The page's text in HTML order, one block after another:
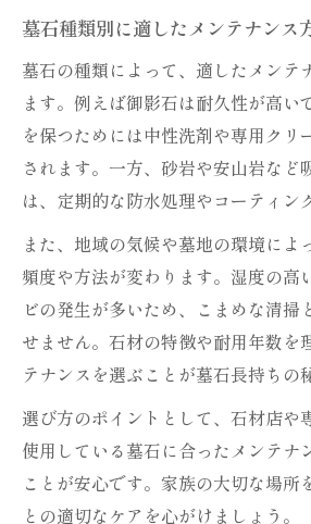
墓石種類別に適したメンテナンス
墓石の種類によって、適したメンテ
ます。例えば御影石は耐久性が高い
を保つためには中性洗剤や専用クリ
されます。一方、砂岩や安山岩など
は、定期的な防水処理やコーティン
また、地域の気候や墓地の環境によ
頻度や方法が変わります。湿度の高
ビの発生が多いため、こまめな清掃
せません。石材の特徴や耐用年数を
テナンスを選ぶことが墓石長持ちの
選び方のポイントとして、石材店や
使用している墓石に合ったメンテナ
ことが安心です。家族の大切な場所
との適切なケアを心がけましょう。